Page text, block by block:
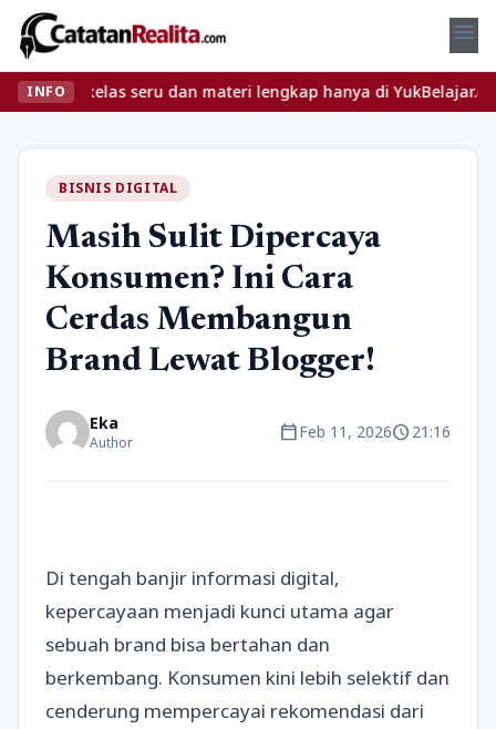
menu
INFO
kelas seru dan materi lengkap hanya di YukBelajar.com.
BISNIS DIGITAL
Masih Sulit Dipercaya
Konsumen? Ini Cara
Cerdas Membangun
Brand Lewat Blogger!
Eka
Author calendar_todayFeb 11, 2026schedule21:16
Di tengah banjir informasi digital,
kepercayaan menjadi kunci utama agar
sebuah brand bisa bertahan dan
berkembang. Konsumen kini lebih selektif dan
cenderung mempercayai rekomendasi dari